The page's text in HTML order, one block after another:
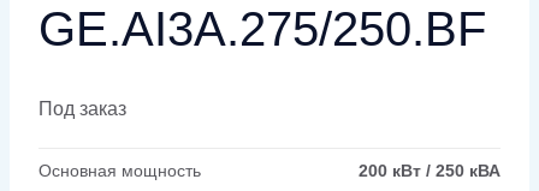
GE.AI3A.275/250.BF
Под заказ
Основная мощность 200 кВт / 250 кВА